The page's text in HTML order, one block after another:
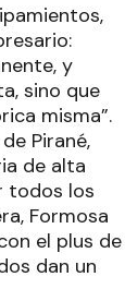
y
sino que
misma”.
Pirané,
de alta
todos los
Formosa
el plus de
dan un